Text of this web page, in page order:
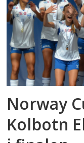
Norway
Kolbotn